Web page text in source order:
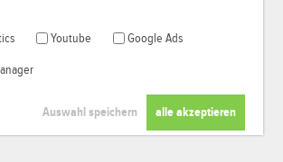
Youtube Google Ads